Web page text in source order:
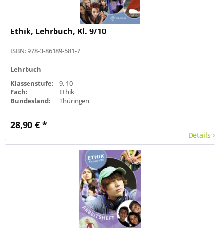
Ethik, Lehrbuch, Kl. 9/10
ISBN: 978-3-86189-581-7
Lehrbuch
Klassenstufe:
9, 10
Fach:
Ethik
Bundesland:
Thüringen
28,90 € *
Details ›